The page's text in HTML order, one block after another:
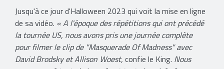
Jusqu'à ce jour d'Halloween 2023 qui voit la mise en ligne
de sa vidéo. « A l'époque des répétitions qui ont précédé
la tournée US, nous avons pris une journée complète
pour filmer le clip de "Masquerade Of Madness" avec
David Brodsky et Allison Woest, confie le King. Nous